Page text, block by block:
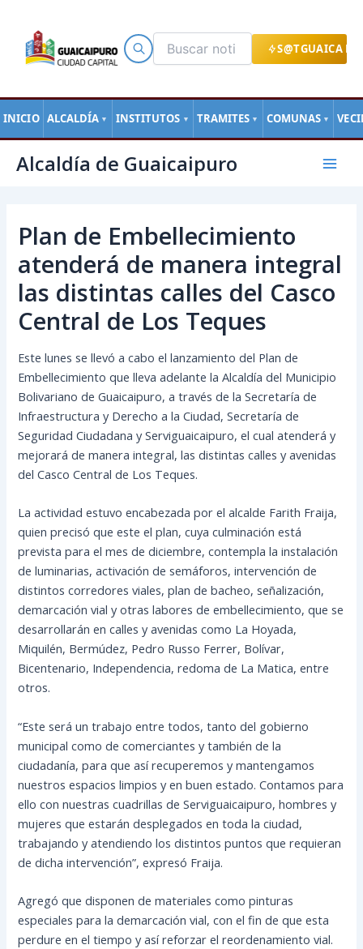
S@TGUAICA
INICIO ALCALDÍA ▼ INSTITUTOS ▼ TRAMITES ▼ COMUNAS ▼
contenido
Alcaldía de Guaicaipuro
Main
Plan de Embellecimiento
atenderá de manera integral
las distintas calles del Casco
Central de Los Teques
Este lunes se llevó a cabo el lanzamiento del Plan de
Embellecimiento que lleva adelante la Alcaldía del Municipio
Bolivariano de Guaicaipuro, a través de la Secretaría de
Infraestructura y Derecho a la Ciudad, Secretaría de
Seguridad Ciudadana y Serviguaicaipuro, el cual atenderá y
mejorará de manera integral, las distintas calles y avenidas
del Casco Central de Los Teques.
La actividad estuvo encabezada por el alcalde Farith Fraija,
quien precisó que este el plan, cuya culminación está
prevista para el mes de diciembre, contempla la instalación
de luminarias, activación de semáforos, intervención de
distintos corredores viales, plan de bacheo, señalización,
demarcación vial y otras labores de embellecimiento, que se
desarrollarán en calles y avenidas como La Hoyada,
Miquilén, Bermúdez, Pedro Russo Ferrer, Bolívar,
Bicentenario, Independencia, redoma de La Matica, entre
otros.
“Este será un trabajo entre todos, tanto del gobierno
municipal como de comerciantes y también de la
ciudadanía, para que así recuperemos y mantengamos
nuestros espacios limpios y en buen estado. Contamos para
ello con nuestras cuadrillas de Serviguaicaipuro, hombres y
mujeres que estarán desplegados en toda la ciudad,
trabajando y atendiendo los distintos puntos que requieran
de dicha intervención”, expresó Fraija.
Agregó que disponen de materiales como pinturas
especiales para la demarcación vial, con el fin de que esta
perdure en el tiempo y así reforzar el reordenamiento vial.
de